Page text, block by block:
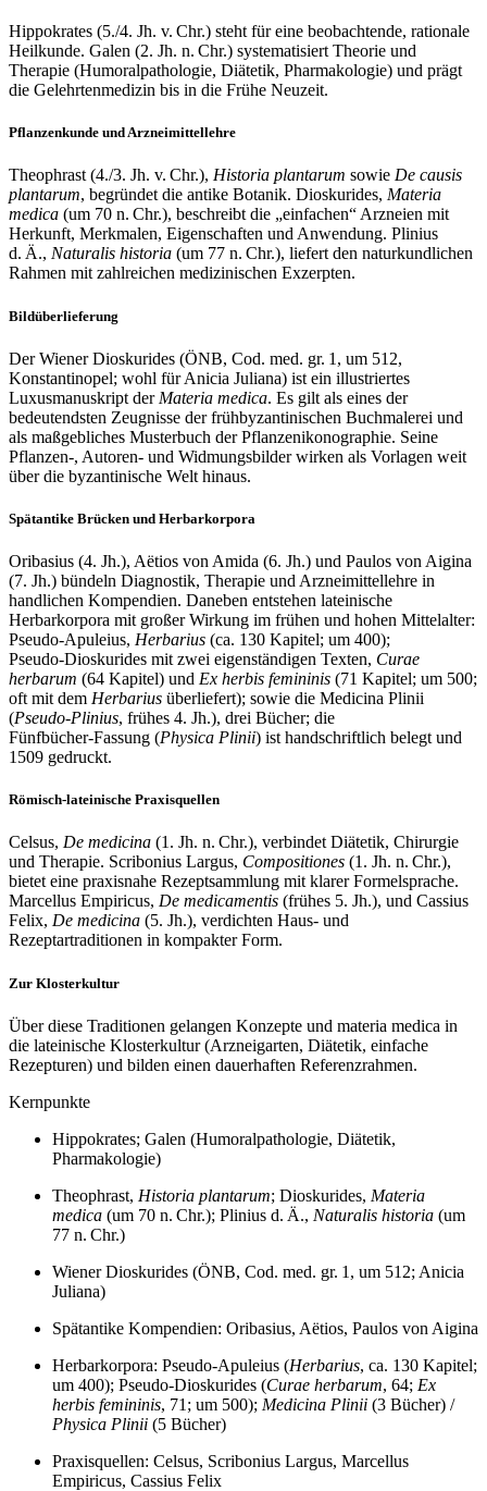
Hippokrates (5./4. Jh. v. Chr.) steht für eine beobachtende, rationale
Heilkunde. Galen (2. Jh. n. Chr.) systematisiert Theorie und
Therapie (Humoralpathologie, Diätetik, Pharmakologie) und prägt
die Gelehrtenmedizin bis in die Frühe Neuzeit.
Pflanzenkunde und Arzneimittellehre
Theophrast (4./3. Jh. v. Chr.), Historia plantarum sowie De causis
plantarum, begründet die antike Botanik. Dioskurides, Materia
medica (um 70 n. Chr.), beschreibt die „einfachen“ Arzneien mit
Herkunft, Merkmalen, Eigenschaften und Anwendung. Plinius
d. Ä., Naturalis historia (um 77 n. Chr.), liefert den naturkundlichen
Rahmen mit zahlreichen medizinischen Exzerpten.
Bildüberlieferung
Der Wiener Dioskurides (ÖNB, Cod. med. gr. 1, um 512,
Konstantinopel; wohl für Anicia Juliana) ist ein illustriertes
Luxusmanuskript der Materia medica. Es gilt als eines der
bedeutendsten Zeugnisse der frühbyzantinischen Buchmalerei und
als maßgebliches Musterbuch der Pflanzenikonographie. Seine
Pflanzen‑, Autoren‑ und Widmungsbilder wirken als Vorlagen weit
über die byzantinische Welt hinaus.
Spätantike Brücken und Herbarkorpora
Oribasius (4. Jh.), Aëtios von Amida (6. Jh.) und Paulos von Aigina
(7. Jh.) bündeln Diagnostik, Therapie und Arzneimittellehre in
handlichen Kompendien. Daneben entstehen lateinische
Herbarkorpora mit großer Wirkung im frühen und hohen Mittelalter:
Pseudo‑Apuleius, Herbarius (ca. 130 Kapitel; um 400);
Pseudo‑Dioskurides mit zwei eigenständigen Texten, Curae
herbarum (64 Kapitel) und Ex herbis femininis (71 Kapitel; um 500;
oft mit dem Herbarius überliefert); sowie die Medicina Plinii
(Pseudo‑Plinius, frühes 4. Jh.), drei Bücher; die
Fünfbücher‑Fassung (Physica Plinii) ist handschriftlich belegt und
1509 gedruckt.
Römisch‑lateinische Praxisquellen
Celsus, De medicina (1. Jh. n. Chr.), verbindet Diätetik, Chirurgie
und Therapie. Scribonius Largus, Compositiones (1. Jh. n. Chr.),
bietet eine praxisnahe Rezeptsammlung mit klarer Formelsprache.
Marcellus Empiricus, De medicamentis (frühes 5. Jh.), und Cassius
Felix, De medicina (5. Jh.), verdichten Haus‑ und
Rezeptartraditionen in kompakter Form.
Zur Klosterkultur
Über diese Traditionen gelangen Konzepte und materia medica in
die lateinische Klosterkultur (Arzneigarten, Diätetik, einfache
Rezepturen) und bilden einen dauerhaften Referenzrahmen.
Kernpunkte
Hippokrates; Galen (Humoralpathologie, Diätetik,
Pharmakologie)
Theophrast, Historia plantarum; Dioskurides, Materia
medica (um 70 n. Chr.); Plinius d. Ä., Naturalis historia (um
77 n. Chr.)
Wiener Dioskurides (ÖNB, Cod. med. gr. 1, um 512; Anicia
Juliana)
Spätantike Kompendien: Oribasius, Aëtios, Paulos von Aigina
Herbarkorpora: Pseudo‑Apuleius (Herbarius, ca. 130 Kapitel;
um 400); Pseudo‑Dioskurides (Curae herbarum, 64; Ex
herbis femininis, 71; um 500); Medicina Plinii (3 Bücher) /
Physica Plinii (5 Bücher)
Praxisquellen: Celsus, Scribonius Largus, Marcellus
Empiricus, Cassius Felix